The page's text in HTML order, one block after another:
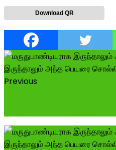
Download QR
Previous